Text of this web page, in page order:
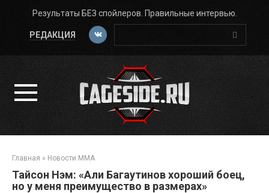
Перейти
контенту
Результаты БЕЗ спойлеров. Правильные интервью.
РЕДАКЦИЯ
Поиск:
Главная » Новости ММА
Тайсон Нэм: «Али Багаутинов хороший боец,
но у меня преимущество в размерах»